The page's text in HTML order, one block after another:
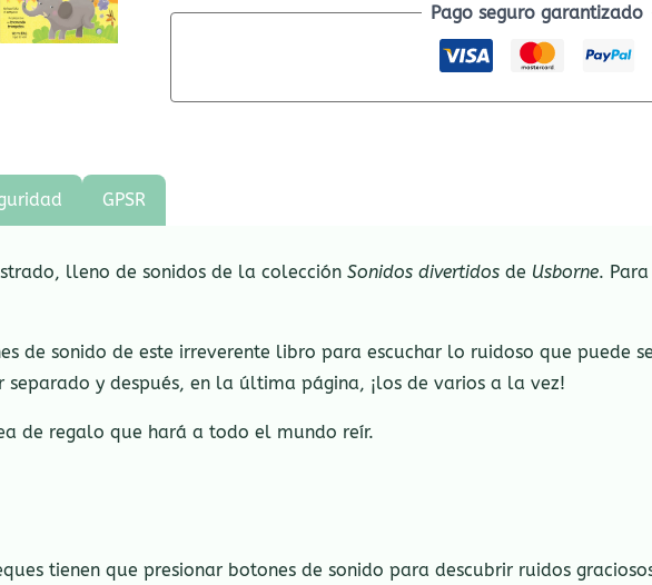
Pago seguro garantizado
GPSR
lleno de sonidos de la colección Sonidos divertidos de Usborne.
de sonido de este irreverente libro para escuchar lo ruidoso que puede
y después, en la última página, ¡los de varios a la vez!
de regalo que hará a todo el mundo reír.
tienen que presionar botones de sonido para descubrir ruidos